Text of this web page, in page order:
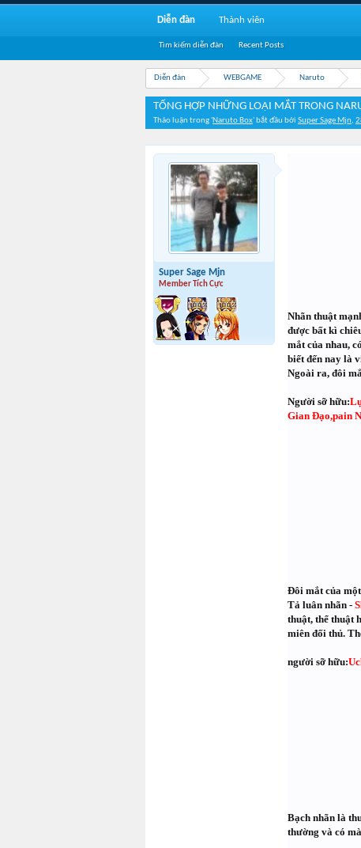
Diễn đàn WEBGAME Naruto
TỔNG HỢP NHỮNG LOẠI MẮT TRONG
Thảo luận trong 'Naruto Box' bắt đầu bởi Super Sage Mjn,
Super Sage Mjn
Member Tích Cực
Nhãn thuật
được bất kì
mắt của nhau,
biết đến nay là
Ngoài ra, đôi
Người sỡ hữu:
Gian Đạo,pain
Đôi mắt của
Tả luân nhãn -
thuật, thể thuật
miên đối thủ.
người sỡ hữu:
Bạch nhãn là
thường và có
Diễn đàn
Tìm kiếm diễn đàn Recent Posts
Thành viên